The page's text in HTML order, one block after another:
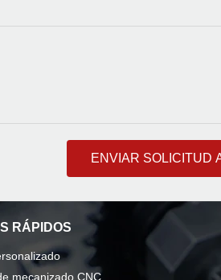
ENVIAR SOLICITUD
RÁPIDOS
mecanizado CNC